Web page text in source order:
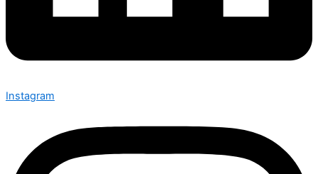
Instagram